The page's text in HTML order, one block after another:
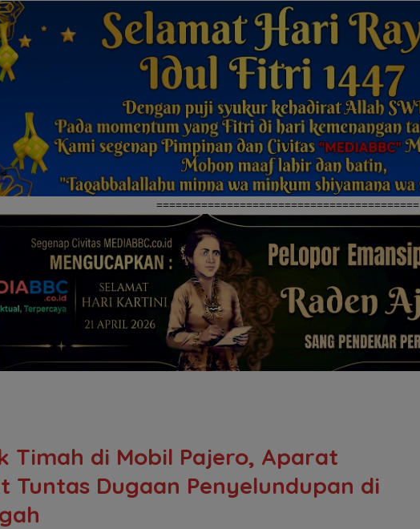
=========================================
Timah di Mobil Pajero, Aparat
Tuntas Dugaan Penyelundupan di